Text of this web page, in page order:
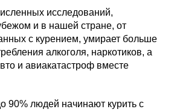
исследований,
и в нашей стране, от
с курением, умирает больше
алкоголя, наркотиков, а
и авиакатастроф вместе
90% людей начинают курить с